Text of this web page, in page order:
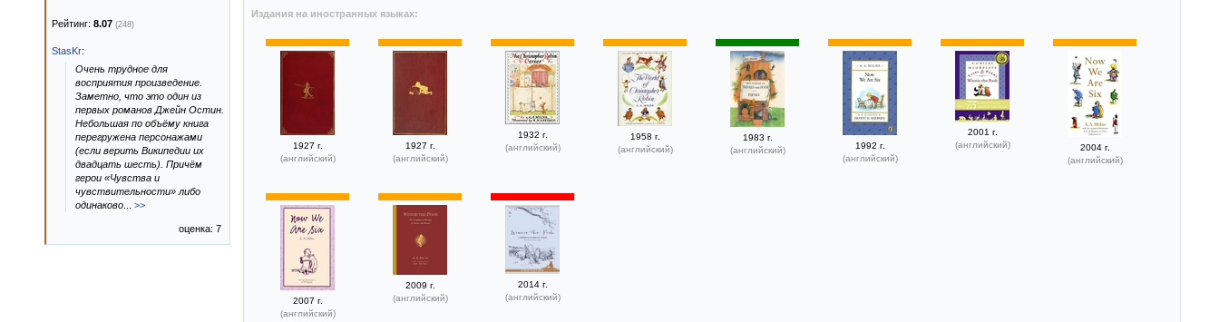
Издания на иностранных языках:
1927 г.
(английский)
1927 г.
(английский)
1932 г.
(английский)
1958 г.
(английский)
1983 г.
(английский)
1992 г.
(английский)
2001 г.
(английский)
2004 г.
(английский)
2007 г.
(английский)
2009 г.
(английский)
2014 г.
(английский)
Рейтинг: 8.07 (248)
StasKr:
Очень трудное для
восприятия произведение.
Заметно, что это один из
первых романов Джейн Остин.
Небольшая по объёму книга
перегружена персонажами
(если верить Википедии их
двадцать шесть). Причём
герои «Чувства и
чувствительности» либо
одинаково
>>
оценка: 7